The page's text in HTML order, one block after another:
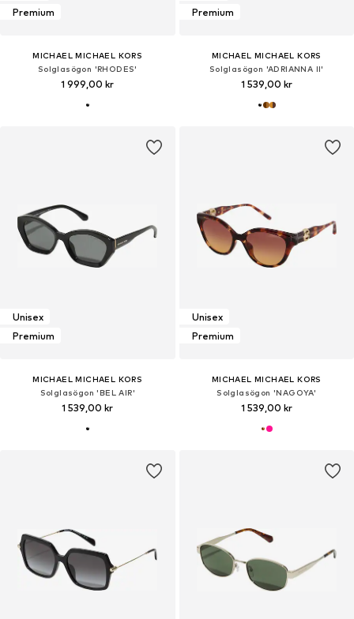
Premium
MICHAEL MICHAEL KORS
Solglasögon 'RHODES'
1 999,00 kr
Premium
MICHAEL MICHAEL KORS
Solglasögon 'ADRIANNA II'
1 539,00 kr
Unisex
Premium
MICHAEL MICHAEL KORS
Solglasögon 'BEL AIR'
1 539,00 kr
Unisex
Premium
MICHAEL MICHAEL KORS
Solglasögon 'NAGOYA'
1 539,00 kr